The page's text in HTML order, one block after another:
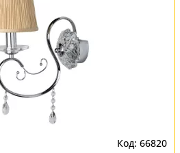
66820